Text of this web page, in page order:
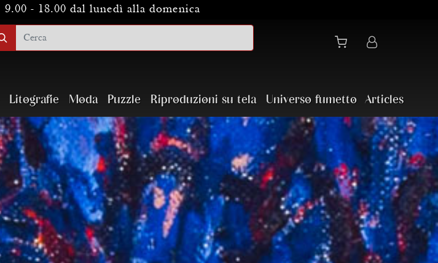
9.00 - 18.00 dal lunedì alla domenica
Litografie Moda Puzzle Riproduzioni su tela Universo fumetto Articles